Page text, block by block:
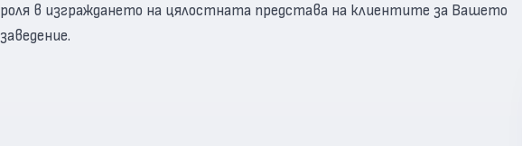
роля в изграждането на цялостната представа на клиентите за Вашето
заведение.